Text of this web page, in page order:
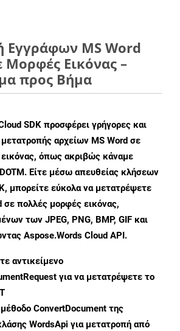
Εγγράφων MS Word
Μορφές Εικόνας –
προς Βήμα
SDK προσφέρει γρήγορες και
αρχείων MS Word σε
όπως ακριβώς κάναμε
Είτε μέσω απευθείας κλήσεων
μπορείτε εύκολα να μετατρέψετε
σε πολλές μορφές εικόνας,
των JPEG, PNG, BMP, GIF και
Aspose.Words Cloud API.
αντικείμενο
για να μετατρέψετε το
ConvertDocument της
WordsApi για μετατροπή από